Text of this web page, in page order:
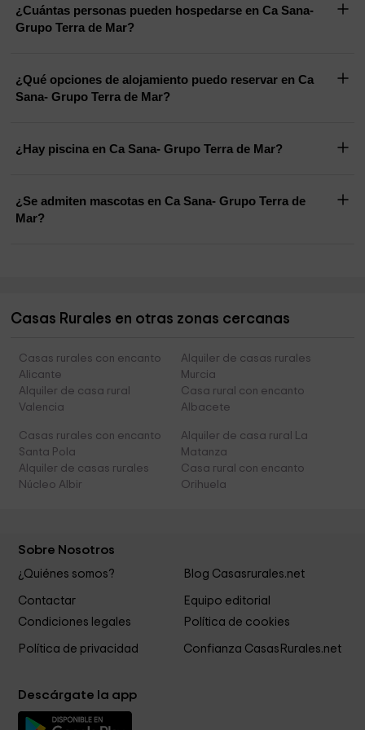
En el corazón de Teulada, a solo unos minutos de Ca Sana,
transforma en arte. Cocina local elaborada con productos
de la huerta y el mar: arroces al punto, pescado fresco,
solo por su calidad, sino por el cariño con el que Toni y su
¿Cuántas personas pueden hospedarse en Ca Sana-
Grupo Terra de Mar?
¿Qué opciones de alojamiento puedo reservar en Ca
Sana- Grupo Terra de Mar?
¿Hay piscina en Ca Sana- Grupo Terra de Mar?
¿Se admiten mascotas en Ca Sana- Grupo Terra de
Mar?
Casas Rurales en otras zonas cercanas
Casas rurales con encanto
Alicante
Alquiler de casas rurales
Murcia
Alquiler de casa rural
Valencia
Casa rural con encanto
Albacete
Casas rurales con encanto
Santa Pola
Alquiler de casa rural La
Matanza
Alquiler de casas rurales
Núcleo Albir
Casa rural con encanto
Orihuela
Sobre Nosotros
¿Quiénes somos? Blog Casasrurales.net
Contactar
Equipo editorial
Condiciones legales
Política de cookies
Política de privacidad Confianza CasasRurales.net
Descárgate la app